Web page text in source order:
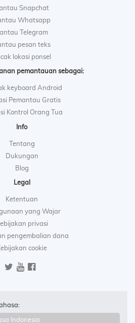
Snapchat
Whatsapp
Telegram
pesan teks
lokasi ponsel
pemantauan sebagai:
keyboard Android
Pemantau Gratis
Kontrol Orang Tua
Info
Tentang
Dukungan
Blog
Legal
Ketentuan
yang Wajar
privasi
pengembalian dana
cookie